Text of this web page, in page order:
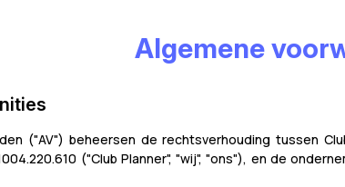
Algemene
("AV") beheersen de rechtsverhouding tussen
("Club Planner", "wij", "ons"), en de